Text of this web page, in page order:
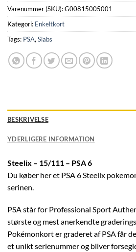
Varenummer (SKU):G00815005001
Kategori: Enkeltkort
Tags: PSA, Slabs
BESKRIVELSE
YDERLIGERE INFORMATION
Steelix – 15/111 – PSA 6
Du køber her et PSA 6 Steelix
serinen.
PSA står for Professional Sport
største og mest anerkendte
Pokémonkort er graderet af PSA får
et unikt serienummer og bliver